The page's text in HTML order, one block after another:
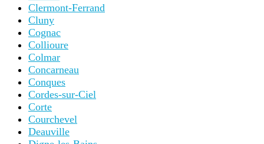
Clermont-Ferrand
Cluny
Cognac
Collioure
Colmar
Concarneau
Conques
Cordes-sur-Ciel
Corte
Courchevel
Deauville